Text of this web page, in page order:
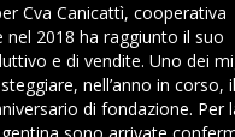
Cva Canicattì, cooperativa
nel 2018 ha raggiunto il suo
e di vendite. Uno dei
nell’anno in corso, il
di fondazione. Per